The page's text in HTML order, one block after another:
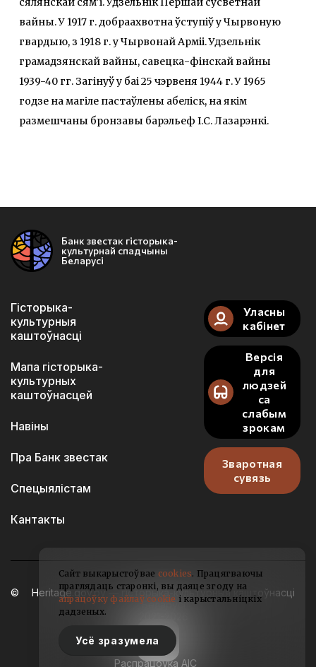
вайны. У 1917 г. добраахвотна ўступіў у Чырвоную
гвардыю, з 1918 г. у Чырвонай Арміі. Удзельнік
грамадзянскай вайны, савецка-фінскай вайны
1939-40 гг. Загінуў у баі 25 чэрвеня 1944 г. У 1965
годзе на магіле пастаўлены абеліск, на якім
размешчаны бронзавы барэльеф І.С. Лазарэнкі.
Банк звестак гісторыка-
культурнай спадчыны
Беларусі
Гісторыка-
культурныя
каштоўнасці
Мапа гісторыка-
культурных
каштоўнасцей
Навіны
Пра Банк звестак
Спецыялістам
Кантакты
Уласны
кабінет
Версія
для
людзей
са
слабым
зрокам
Зваротная
сувязь
Heritage.gov.by — гісторыка-культурныя каштоўнасці
Беларусі
Распрацоўка АІС
Сайт выкарыстоўвае cookies. Працягваючы
праглядаць старонкі, вы даяце згоду на
апрацоўку файлаў cookie і карыстальніцкіх
дадзеных.
Усё зразумела